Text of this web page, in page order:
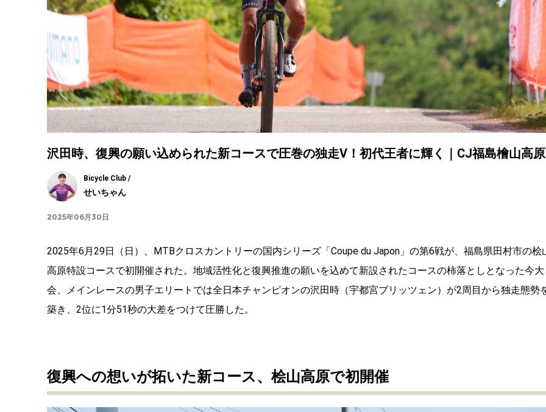
沢田時、復興の願い込められた新コースで圧巻の独走V！初代王者に輝く｜CJ福島檜山高原
Bicycle Club /
せいちゃん
2025年06月30日
2025年6月29日（日）、MTBクロスカントリーの国内シリーズ「Coupe du Japon」の第6戦が、福島県田村市の桧
高原特設コースで初開催された。地域活性化と復興推進の願いを込めて新設されたコースの柿落としとなった今大
会、メインレースの男子エリートでは全日本チャンピオンの沢田時（宇都宮ブリッツェン）が2周目から独走態勢
築き、2位に1分51秒の大差をつけて圧勝した。
復興への想いが拓いた新コース、桧山高原で初開催